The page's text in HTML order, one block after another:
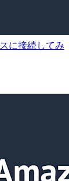
に接続してみ